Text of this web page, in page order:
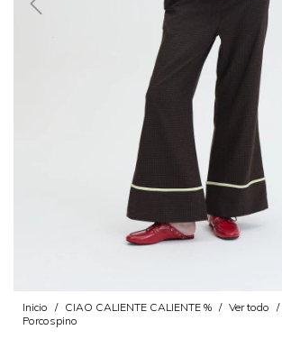
Inicio / CIAO CALIENTE CALIENTE % / Ver todo /
Porcospino